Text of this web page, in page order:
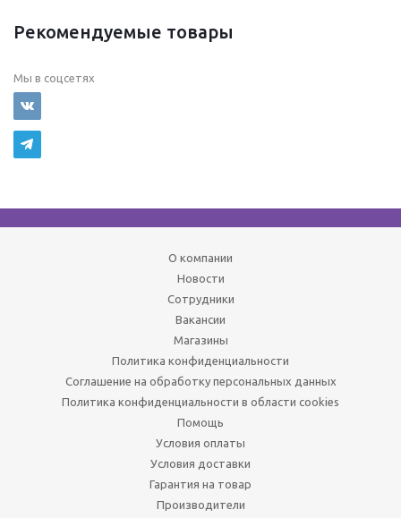
Рекомендуемые товары
Мы в соцсетях
О компании
Новости
Сотрудники
Вакансии
Магазины
Политика конфиденциальности
Соглашение на обработку персональных данных
Политика конфиденциальности в области cookies
Помощь
Условия оплаты
Условия доставки
Гарантия на товар
Производители